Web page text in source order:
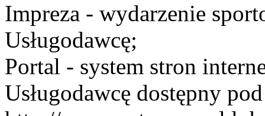
Impreza - wydarzenie
Usługodawcę;
Portal - system stron
Usługodawcę dostępny